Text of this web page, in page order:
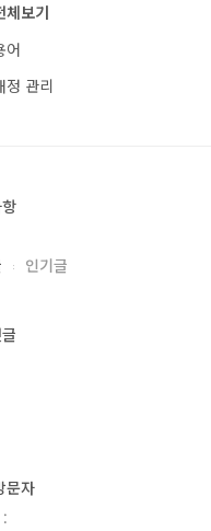
체보기
어
정 관리
인기글
문자